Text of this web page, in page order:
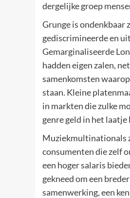
dergelijke groep
Grunge is ondenkbaar
gediscrimineerde en
Gemarginaliseerde
hadden eigen zalen,
samenkomsten
staan. Kleine
in markten die zulke
genre geld in het
Muziekmultinationals
consumenten die zelf
een hoger salaris
gekneed om een
samenwerking, een